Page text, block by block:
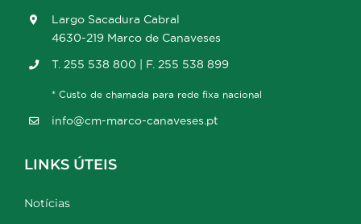
Largo Sacadura Cabral
4630-219 Marco de Canaveses
T. 255 538 800 | F. 255 538 899
* Custo de chamada para rede fixa nacional
info@cm-marco-canaveses.pt
LINKS ÚTEIS
Notícias